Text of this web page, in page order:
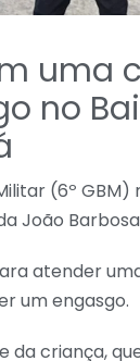
uma
no
(6º
João
atender
um engasgo.
criança,